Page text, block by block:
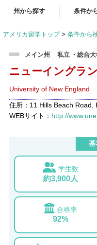
州から探す 条件か
アメリカ留学トップ > 条件から
メイン州 私立 ・総合
ニューイングラ
University of New England
住所：11 Hills Beach Road,
WEBサイト： http://
基
学生数
約3,900人
合格率
92%